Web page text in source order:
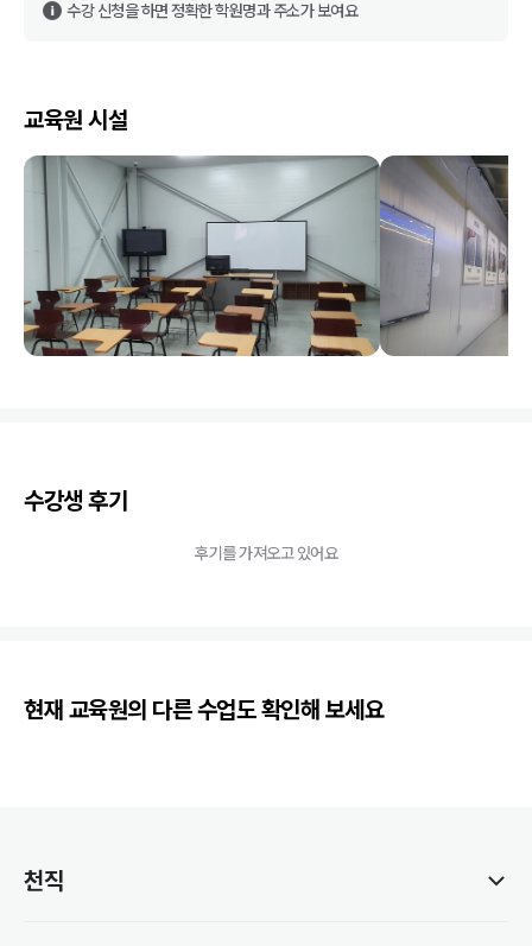
수강 신청을 하면 정확한 학원명과 주소가 보여요
교육원 시설
수강생 후기
후기를 가져오고 있어요
현재 교육원의 다른 수업도 확인해 보세요
천직